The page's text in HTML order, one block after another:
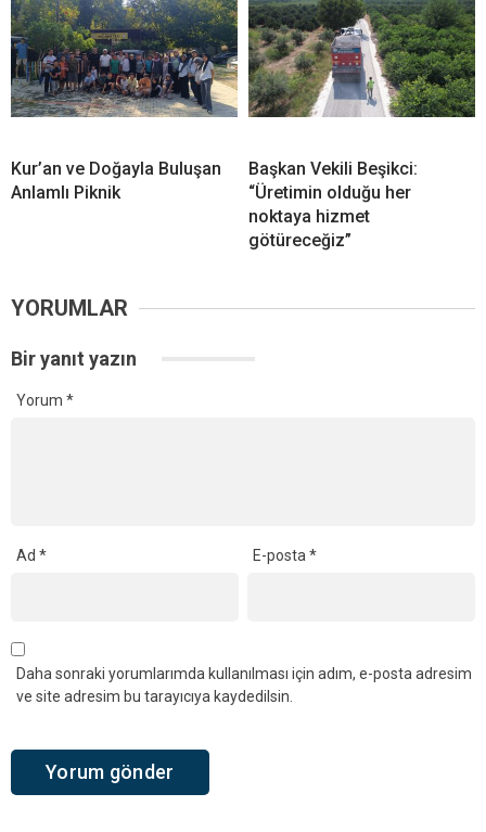
Kur’an ve Doğayla Buluşan
Anlamlı Piknik
Başkan Vekili Beşikci:
“Üretimin olduğu her
noktaya hizmet
götüreceğiz”
YORUMLAR
Bir yanıt yazın
Yorum *
Ad * E-posta*
Daha sonraki yorumlarımda kullanılması için adım, e-posta adresim
ve site adresim bu tarayıcıya kaydedilsin.